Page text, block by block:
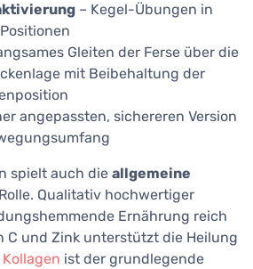
– Kegel-Übungen in
Gleiten der Ferse über die
mit Beibehaltung der
angepassten, sichereren Version
spielt auch die allgemeine
Qualitativ hochwertiger
Ernährung reich
C und Zink unterstützt die Heilung
Kollagen ist der grundlegende